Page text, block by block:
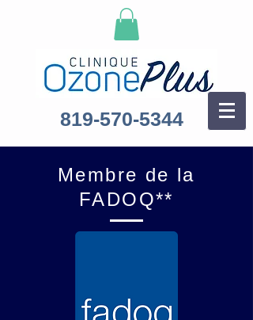
819-570-5344
Membre de la
FADOQ**